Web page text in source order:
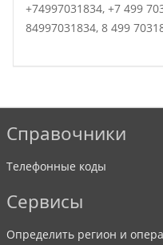
+74997031834, +7 499
84997031834, 8 499
Справочники
Телефонные коды
Сервисы
Определить регион и